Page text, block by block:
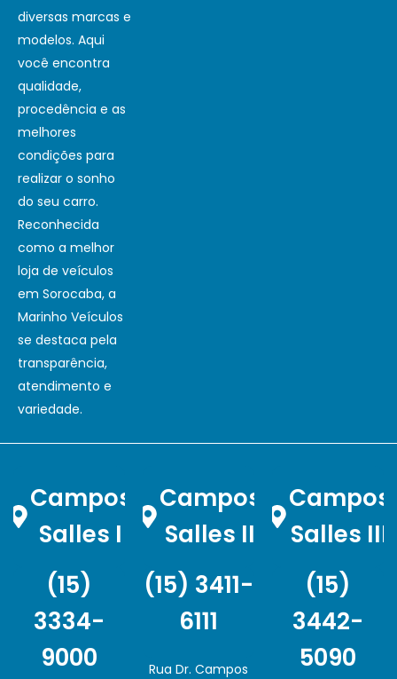
diversas marcas e
modelos. Aqui
você encontra
qualidade,
procedência e as
melhores
condições para
realizar o sonho
do seu carro.
Reconhecida
como a melhor
loja de veículos
em Sorocaba, a
Marinho Veículos
se destaca pela
transparência,
atendimento e
variedade.
Campos
Salles I
(15)
3334-
9000
Campos
Salles II
(15) 3411-
6111
Rua Dr. Campos
Campos
Salles III
(15)
3442-
5090